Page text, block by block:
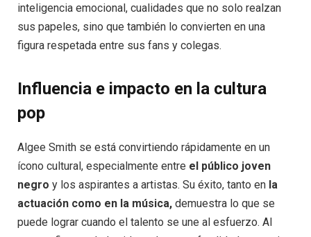
inteligencia emocional, cualidades que no solo realzan
sus papeles, sino que también lo convierten en una
figura respetada entre sus fans y colegas.
Influencia e impacto en la cultura
pop
Algee Smith se está convirtiendo rápidamente en un
ícono cultural, especialmente entre el público joven
negro y los aspirantes a artistas. Su éxito, tanto en la
actuación como en la música, demuestra lo que se
puede lograr cuando el talento se une al esfuerzo. Al